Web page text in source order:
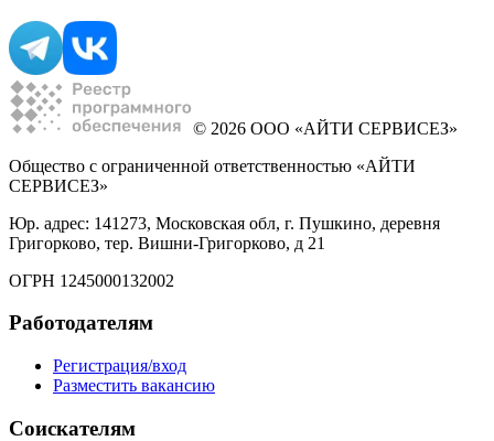
© 2026 ООО «АЙТИ СЕРВИСЕЗ»
Общество с ограниченной ответственностью «АЙТИ
СЕРВИСЕЗ»
Юр. адрес: 141273, Московская обл, г. Пушкино, деревня
Григорково, тер. Вишни-Григорково, д 21
ОГРН 1245000132002
Работодателям
Регистрация/вход
Разместить вакансию
Соискателям